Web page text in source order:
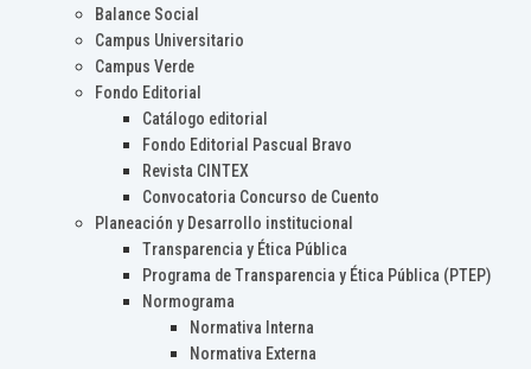
Balance Social
Campus Universitario
Campus Verde
Fondo Editorial
Catálogo editorial
Fondo Editorial Pascual Bravo
Revista CINTEX
Convocatoria Concurso de Cuento
Planeación y Desarrollo institucional
Transparencia y Ética Pública
Programa de Transparencia y Ética Pública (PTEP)
Normograma
Normativa Interna
Normativa Externa